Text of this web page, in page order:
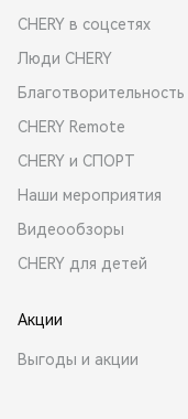
CHERY в соцсетях
Люди CHERY
Благотворительность
CHERY Remote
CHERY и СПОРТ
Наши мероприятия
Видеообзоры
CHERY для детей
Акции
Выгоды и акции